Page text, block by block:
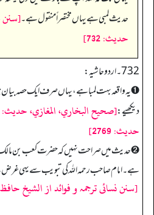
حدیث لمبی ہے یہاں مختصراً منقول ہے۔[سنن
حدیث: 732]
732 ۔ اردو حاشیہ:
➊ یہ واقعہ بہت لمبا ہے، یہاں صرف ایک حصہ
دیکھیے:
حدیث: 2769]
➋ حدیث میں صراحت نہیں کہ حضرت کعب بن مالک
ہے۔ امام صاحب رحمہ اللہ کی تبویب سے یہی غرض
[سنن نسائی ترجمہ و فوائد از الشیخ